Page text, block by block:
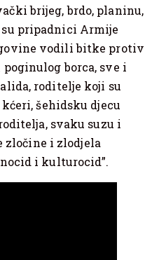
brijeg, brdo, planinu,
su pripadnici Armije
vodili bitke protiv
borca, sve i
roditelje koji su
šehidsku djecu
svaku suzu i
zločine i zlodjela
i kulturocid”.